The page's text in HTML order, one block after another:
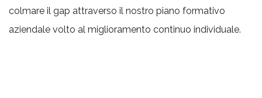
colmare il gap attraverso il nostro piano formativo
aziendale volto al miglioramento continuo individuale.